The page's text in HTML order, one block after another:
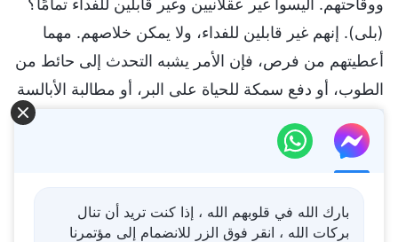
بارك الله في قلوبهم الله ، إذا كنت تريد أن تنال
بركات الله ، انقر فوق الزر للانضمام إلى مؤتمرنا